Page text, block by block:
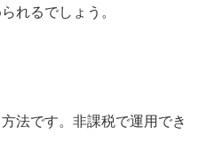
れるでしょう。
法です。非課税で運用でき